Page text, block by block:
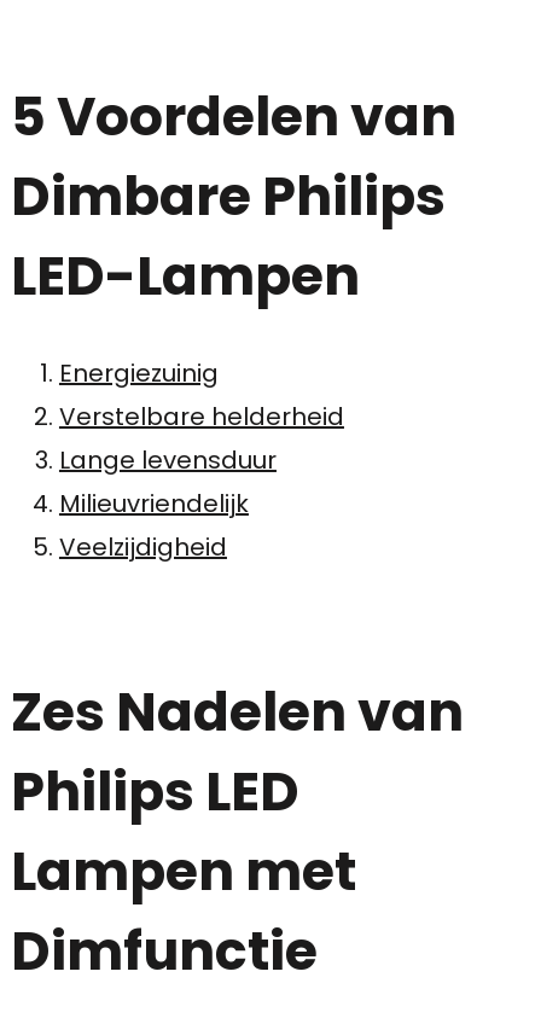
5 Voordelen van
Dimbare Philips
LED-Lampen
Energiezuinig
Verstelbare helderheid
Lange levensduur
Milieuvriendelijk
Veelzijdigheid
Zes Nadelen van
Philips LED
Lampen met
Dimfunctie